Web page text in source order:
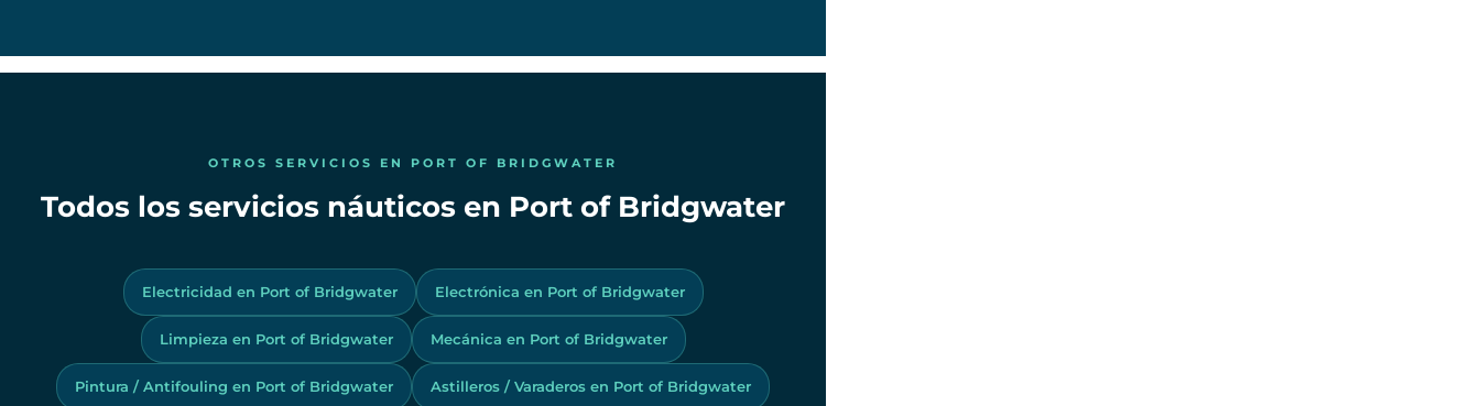
OTROS SERVICIOS EN PORT OF BRIDGWATER
Todos los servicios náuticos en Port of Bridgwater
Electricidad en Port of Bridgwater Electrónica en Port of Bridgwater
Limpieza en Port of Bridgwater Mecánica en Port of Bridgwater
Pintura / Antifouling en Port of Bridgwater Astilleros / Varaderos en Port of Bridgwater